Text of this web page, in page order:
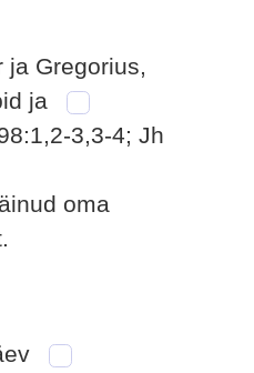
ja Gregorius,
ja
3,3-4; Jh
oma